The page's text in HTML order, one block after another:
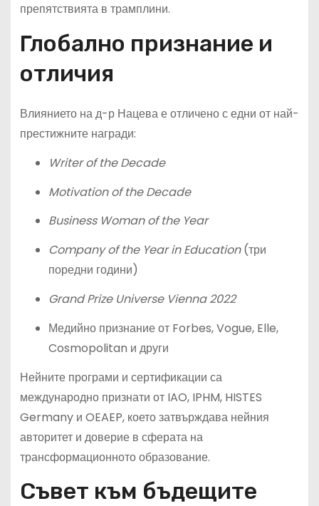
препятствията в трамплини.
Глобално признание и
отличия
Влиянието на д-р Нацева е отличено с едни от най-
престижните награди:
Writer of the Decade
Motivation of the Decade
Business Woman of the Year
Company of the Year in Education(три
поредни години)
Grand Prize Universe Vienna 2022
Медийно признание от Forbes, Vogue, Elle,
Cosmopolitan и други
Нейните програми и сертификации са
международно признати от IAO, IPHM, HISTES
Germany и OEAEP, което затвърждава нейния
авторитет и доверие в сферата на
трансформационното образование.
Съвет към бъдещите